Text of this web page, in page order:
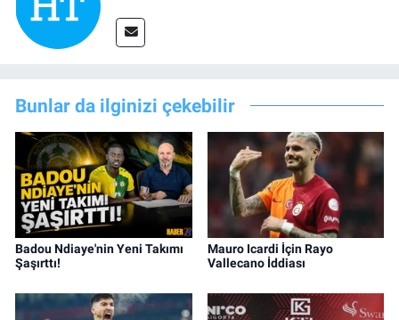
Bunlar da ilginizi çekebilir
Badou Ndiaye'nin Yeni Takımı
Şaşırttı!
Mauro Icardi İçin Rayo
Vallecano İddiası